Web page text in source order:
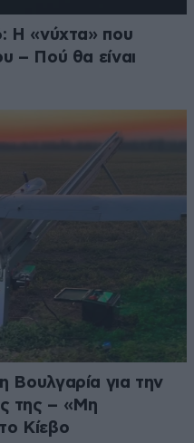
Η «νύχτα» που
– Πού θα είναι
Βουλγαρία για την
της – «Μη
Κίεβο